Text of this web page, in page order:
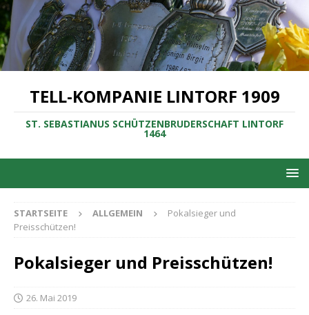
TELL-KOMPANIE LINTORF 1909
ST. SEBASTIANUS SCHÜTZENBRUDERSCHAFT LINTORF
1464
STARTSEITE ALLGEMEIN
Pokalsieger und
Preisschützen!
Pokalsieger und Preisschützen!
26. Mai 2019